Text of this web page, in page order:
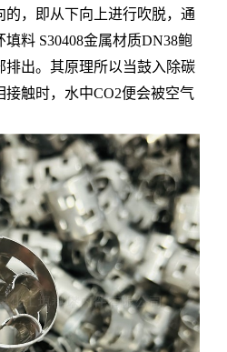
的，即从下向上进行吹脱，通
料 S30408金属材质DN38鲍
排出。其原理所以当鼓入除碳
触时，水中CO2便会被空气